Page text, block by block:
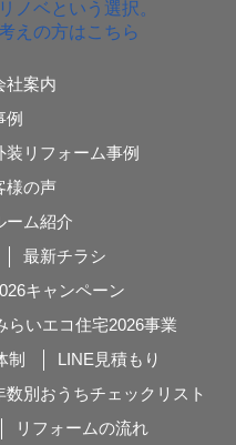
社案内
例
装リフォーム事例
様の声
ーム紹介
最新チラシ
キャンペーン
らいエコ住宅2026事業
制
LINE見積もり
数別おうちチェックリスト
リフォームの流れ